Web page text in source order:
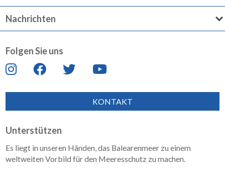
Nachrichten
Folgen Sie uns
KONTAKT
Unterstützen
Es liegt in unseren Händen, das Balearenmeer zu einem
weltweiten Vorbild für den Meeresschutz zu machen.